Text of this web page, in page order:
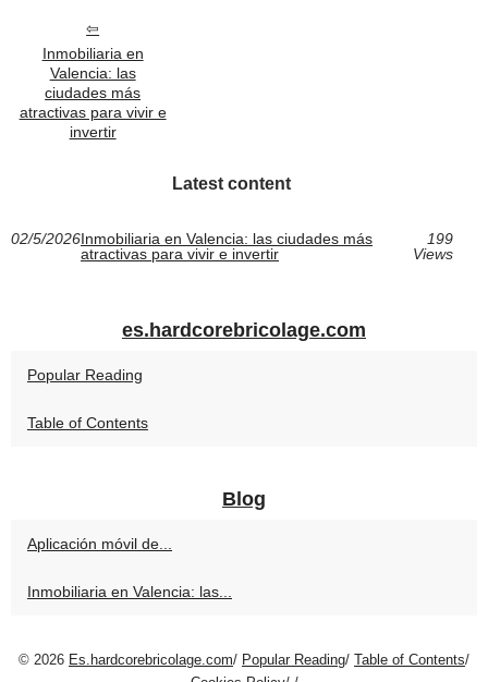
Inmobiliaria en
Valencia: las
ciudades más
atractivas para vivir e
invertir
Latest content
02/5/2026Inmobiliaria en Valencia: las ciudades más
atractivas para vivir e invertir
199
Views
es.hardcorebricolage.com
Popular Reading
Table of Contents
Blog
Aplicación móvil de...
Inmobiliaria en Valencia: las...
© 2026 Es.hardcorebricolage.com/ Popular Reading/ Table of Contents/